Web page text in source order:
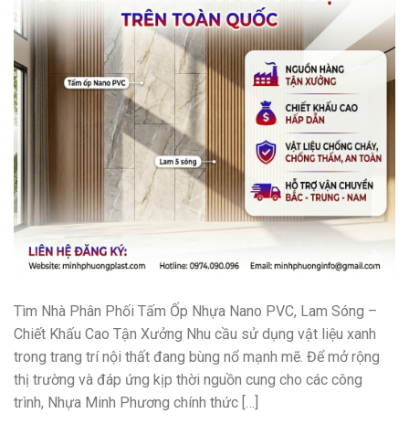
Tìm Nhà Phân Phối Tấm Ốp Nhựa Nano PVC, Lam Sóng –
Chiết Khấu Cao Tận Xưởng Nhu cầu sử dụng vật liệu xanh
trong trang trí nội thất đang bùng nổ mạnh mẽ. Để mở rộng
thị trường và đáp ứng kịp thời nguồn cung cho các công
trình, Nhựa Minh Phương chính thức […]